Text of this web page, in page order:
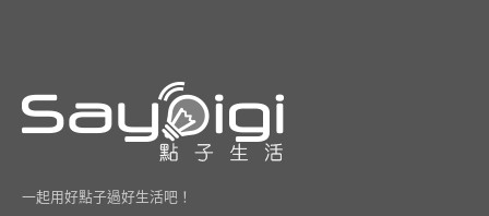
一起用好點子過好生活吧！